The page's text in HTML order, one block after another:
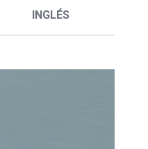
INGLÉS